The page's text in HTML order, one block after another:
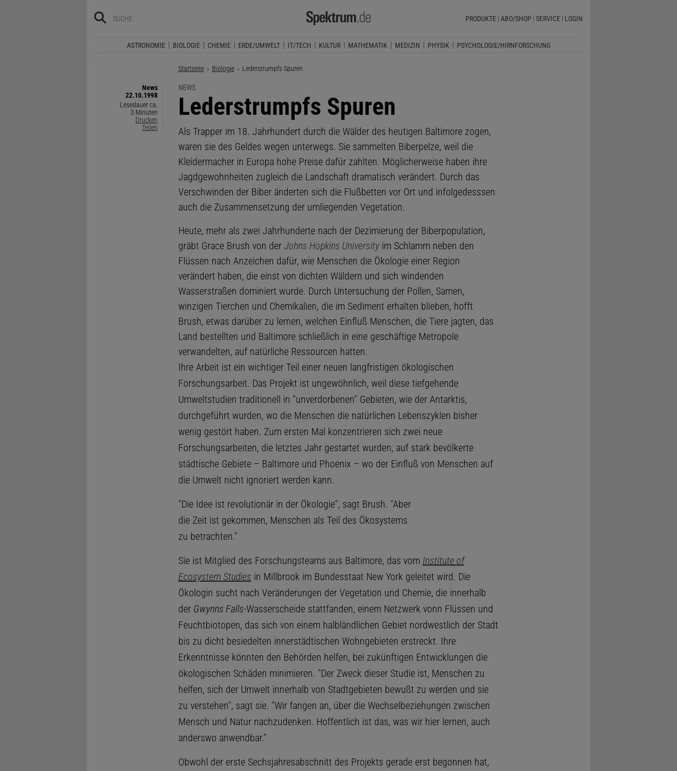
PRODUKTE ABO/SHOP SERVICE LOGIN
ASTRONOMIE BIOLOGIE CHEMIE ERDE/UMWELT IT/TECH KULTUR MATHEMATIK MEDIZIN PHYSIK PSYCHOLOGIE/HIRNFORSCHUNG
Startseite Biologie Aktuelle Seite:
Lederstrumpfs Spuren
News
22.10.1998
Lesedauer ca.
3 Minuten
Drucken
Teilen
NEWS
:
Lederstrumpfs Spuren
Als Trapper im 18. Jahrhundert durch die Wälder des heutigen Baltimore zogen,
waren sie des Geldes wegen unterwegs. Sie sammelten Biberpelze, weil die
Kleidermacher in Europa hohe Preise dafür zahlten. Möglicherweise haben ihre
Jagdgewohnheiten zugleich die Landschaft dramatisch verändert. Durch das
Verschwinden der Biber änderten sich die Flußbetten vor Ort und infolgedesssen
auch die Zusammensetzung der umliegenden Vegetation.
Heute, mehr als zwei Jahrhunderte nach der Dezimierung der Biberpopulation,
gräbt Grace Brush von der Johns Hopkins Universityim Schlamm neben den
Flüssen nach Anzeichen dafür, wie Menschen die Ökologie einer Region
verändert haben, die einst von dichten Wäldern und sich windenden
Wasserstraßen dominiert wurde. Durch Untersuchung der Pollen, Samen,
winzigen Tierchen und Chemikalien, die im Sediment erhalten blieben, hofft
Brush, etwas darüber zu lernen, welchen Einfluß Menschen, die Tiere jagten, das
Land bestellten und Baltimore schließlich in eine geschäftige Metropole
verwandelten, auf natürliche Ressourcen hatten.
Ihre Arbeit ist ein wichtiger Teil einer neuen langfristigen ökologischen
Forschungsarbeit. Das Projekt ist ungewöhnlich, weil diese tiefgehende
Umweltstudien traditionell in "unverdorbenen" Gebieten, wie der Antarktis,
durchgeführt wurden, wo die Menschen die natürlichen Lebenszyklen bisher
wenig gestört haben. Zum ersten Mal konzentrieren sich zwei neue
Forschungsarbeiten, die letztes Jahr gestartet wurden, auf stark bevölkerte
städtische Gebiete – Baltimore und Phoenix – wo der Einfluß von Menschen auf
die Umwelt nicht ignoriert werden kann.
"Die Idee ist revolutionär in der Ökologie", sagt Brush. "Aber
die Zeit ist gekommen, Menschen als Teil des Ökosystems
zu betrachten."
Sie ist Mitglied des Forschungsteams aus Baltimore, das vom Institute of
Ecosystem Studies in Millbrook im Bundesstaat New York geleitet wird. Die
Ökologin sucht nach Veränderungen der Vegetation und Chemie, die innerhalb
der Gwynns Falls-Wasserscheide stattfanden, einem Netzwerk vonn Flüssen und
Feuchtbiotopen, das sich von einem halbländlichen Gebiet nordwestlich der Stadt
bis zu dicht besiedelten innerstädtischen Wohngebieten erstreckt. Ihre
Erkenntnisse könnten den Behörden helfen, bei zukünftigen Entwicklungen die
ökologischen Schäden minimieren. "Der Zweck dieser Studie ist, Menschen zu
helfen, sich der Umwelt innerhalb von Stadtgebieten bewußt zu werden und sie
zu verstehen", sagt sie. "Wir fangen an, über die Wechselbeziehungen zwischen
Mensch und Natur nachzudenken. Hoffentlich ist das, was wir hier lernen, auch
anderswo anwendbar."
Obwohl der erste Sechsjahresabschnitt des Projekts gerade erst begonnen hat,